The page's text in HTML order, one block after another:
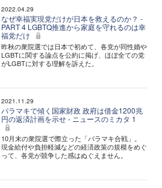
2022.04.29
なぜ幸福実現党だけが日本を救えるのか？ -
PART 4 LGBTQ推進から家庭を守れるのは幸
福党だけ
昨秋の衆院選では日本で初めて、各党が同性婚や
LGBTに関する論点を公約に掲げ、ほぼ全ての党
がLGBTに対する理解を訴えた。
2021.11.29
バラマキで傾く国家財政 政府は借金1200兆
円の返済計画を示せ - ニュースのミカタ 1
10月末の衆院選で際立った「バラマキ合戦」。
現金給付や負担軽減などの経済政策の規模をめぐ
って、各党が競争した感はぬぐえません。